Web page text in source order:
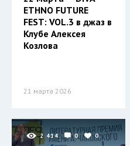
ETHNO FUTURE
FEST: VOL.3 в джаз в
Клубе Алексея
Козлова
21 марта 2026
2 414 0 0